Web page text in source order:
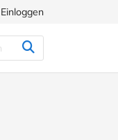
Einloggen